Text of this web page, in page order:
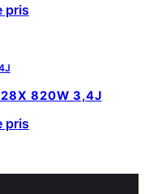
pris
820W 3,4J
pris